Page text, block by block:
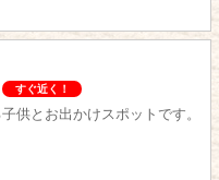
すぐ近く！
供とお出かけスポットです。